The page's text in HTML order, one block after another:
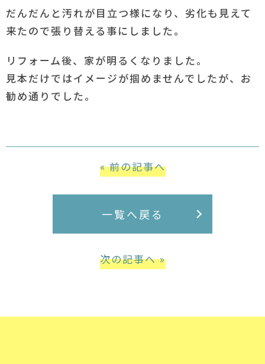
だんだんと汚れが目立つ様になり、劣化も見えて
来たので張り替える事にしました。
リフォーム後、家が明るくなりました。
見本だけではイメージが掴めませんでしたが、お
勧め通りでした。
« 前の記事へ
一覧へ戻る
次の記事へ »